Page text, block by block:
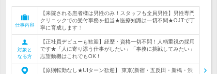
仕事内容
【来院される患者様は男性のみ！スタッフも全員男性】男性専門
クリニックでの受付事務を担当★医療知識は一切不問★OJTで丁
寧に育成します！
対象と
なる方
【正社員デビューも歓迎】経歴・資格一切不問！人柄重視の採用
です★「人に寄り添う仕事がしたい」「事務に挑戦してみたい」
志望動機はこれでもOK！
【原則転勤なし★UIターン歓迎】 東京(新宿・五反田・新橋・渋